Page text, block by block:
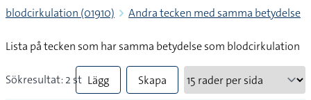
blodcirkulation (01910) Andra tecken med samma betydelse
Lista på tecken som har samma betydelse som blodcirkulation
Sökresultat: 2 st Lägg
Skapa